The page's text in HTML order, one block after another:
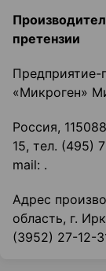
претензии
«Микроген»
Россия,
15, тел. (495)
mail: .
Адрес
область, г.
(3952) 27-12-